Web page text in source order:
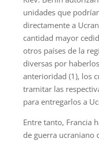
unidades que
directamente a
cantidad mayor
otros países de la
diversas por
anterioridad (1), los
tramitar las
para entregarlos a
Entre tanto, Francia
de guerra ucraniano